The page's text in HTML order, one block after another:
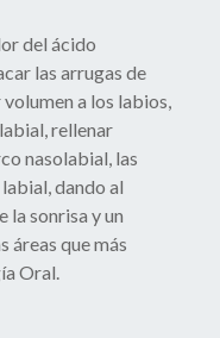
del ácido
las arrugas de
a los labios,
rellenar
nasolabial, las
dando al
la sonrisa y un
áreas que más
Oral.